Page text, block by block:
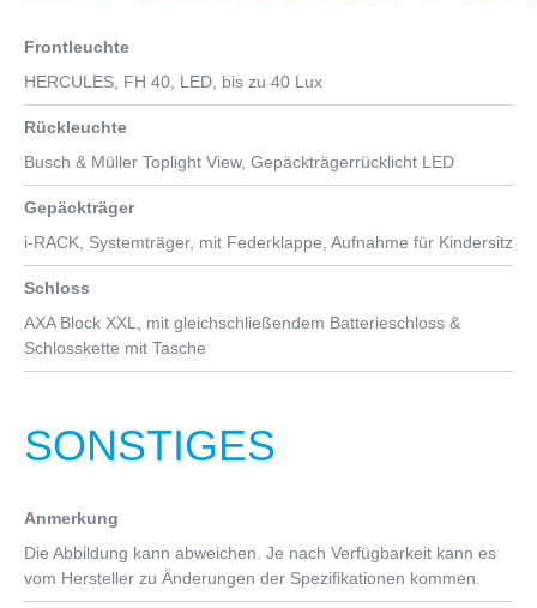
Frontleuchte
HERCULES, FH 40, LED, bis zu 40 Lux
Rückleuchte
Busch & Müller Toplight View, Gepäckträgerrücklicht LED
Gepäckträger
i-RACK, Systemträger, mit Federklappe, Aufnahme für Kindersitz
Schloss
AXA Block XXL, mit gleichschließendem Batterieschloss &
Schlosskette mit Tasche
SONSTIGES
Anmerkung
Die Abbildung kann abweichen. Je nach Verfügbarkeit kann es
vom Hersteller zu Änderungen der Spezifikationen kommen.